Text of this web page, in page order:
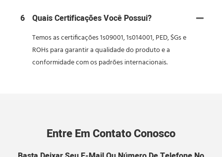
6 Quais Certificações Você Possui?
Temos as certificações 1s09001, 1s014001, PED, $Gs e
ROHs para garantir a qualidade do produto e a
conformidade com os padrões internacionais.
Entre Em Contato Conosco